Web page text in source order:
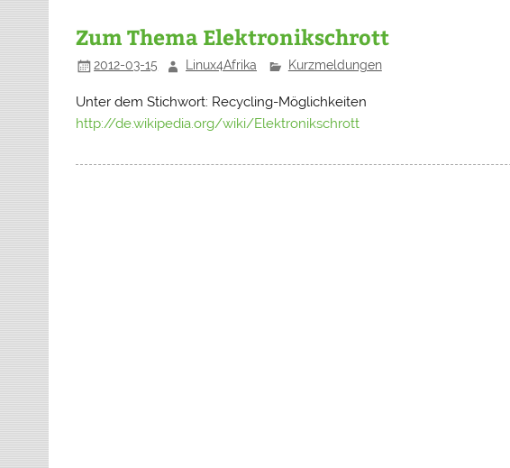
Zum Thema Elektronikschrott
2012-03-15 Linux4Afrika Kurzmeldungen
Unter dem Stichwort: Recycling-Möglichkeiten
http://de.wikipedia.org/wiki/Elektronikschrott